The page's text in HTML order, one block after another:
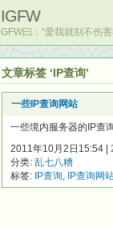
IGFW
GFW曰：“爱我就别不伤害
文章标签 ‘IP查询’
一些IP查询网站
一些境内服务器的IP查
2011年10月2日15:54 |
分类: 乱七八糟
标签: IP查询, IP查询网